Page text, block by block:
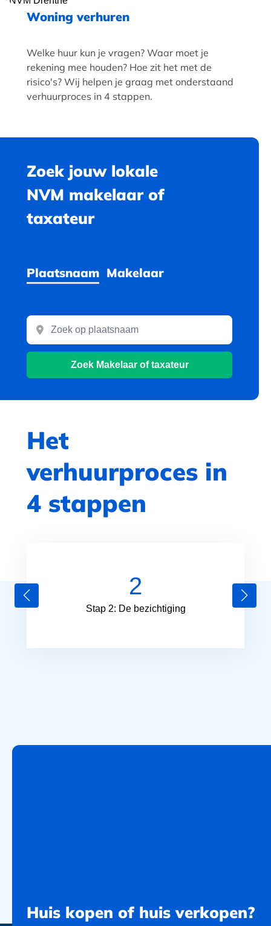
Woning verhuren
Welke huur kun je vragen? Waar moet je
rekening mee houden? Hoe zit het met de
risico's? Wij helpen je graag met onderstaand
verhuurproces in 4 stappen.
Zoek jouw lokale
NVM makelaar of
taxateur
Plaatsnaam Makelaar
Zoek Makelaar of taxateur
Het
verhuurproces in
4 stappen
2
Stap 2: De bezichtiging
Huis kopen of huis verkopen?